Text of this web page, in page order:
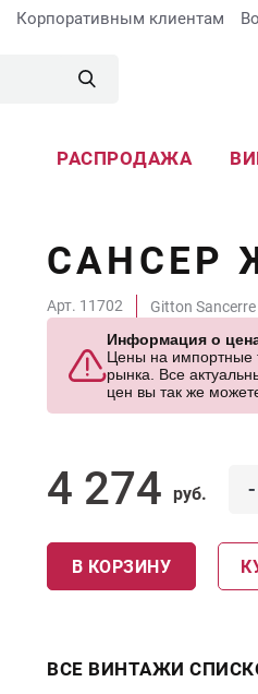
Корпоративным клиентам
РАСПРОДАЖА
САНСЕР
Арт. 11702
Gitton
Информация о
Цены на импортные
рынка. Все
цен вы так же
4 274 руб. -
В КОРЗИНУ
ВСЕ ВИНТАЖИ